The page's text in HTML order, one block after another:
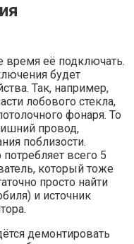
время её подключать.
будет
Так, например,
лобового стекла,
фонаря. То
провод,
поблизости.
всего 5
который тоже
просто найти
и источник
демонтировать